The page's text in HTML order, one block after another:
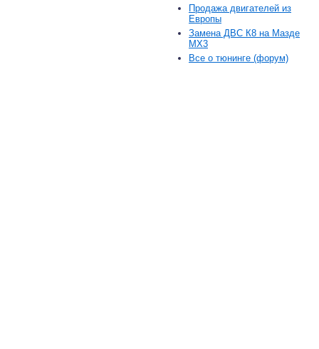
Продажа двигателей из
Европы
Замена ДВС К8 на Мазде
MX3
Все о тюнинге (форум)